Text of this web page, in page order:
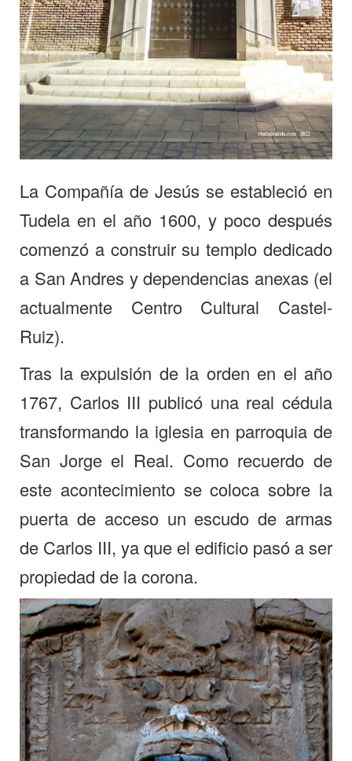
La Compañía de Jesús se estableció en
Tudela en el año 1600, y poco después
comenzó a construir su templo dedicado
a San Andres y dependencias anexas (el
actualmente Centro Cultural Castel-
Ruiz).
Tras la expulsión de la orden en el año
1767, Carlos III publicó una real cédula
transformando la iglesia en parroquia de
San Jorge el Real. Como recuerdo de
este acontecimiento se coloca sobre la
puerta de acceso un escudo de armas
de Carlos III, ya que el edificio pasó a ser
propiedad de la corona.